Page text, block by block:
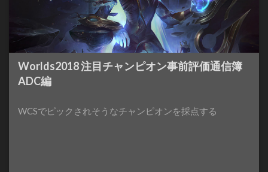
Worlds2018 注目チャンピオン事前評価通信簿
ADC編
WCSでピックされそうなチャンピオンを採点する